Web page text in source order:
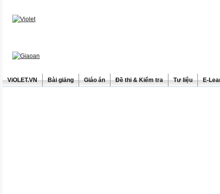
ViOLET.VN Bài giảng Giáo án Đề thi & Kiểm tra Tư liệu E-